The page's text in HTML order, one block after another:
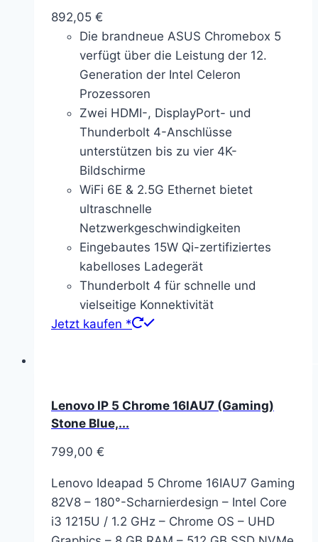
892,05 €
Die brandneue ASUS Chromebox 5
verfügt über die Leistung der 12.
Generation der Intel Celeron
Prozessoren
Zwei HDMI-, DisplayPort- und
Thunderbolt 4-Anschlüsse
unterstützen bis zu vier 4K-
Bildschirme
WiFi 6E & 2.5G Ethernet bietet
ultraschnelle
Netzwerkgeschwindigkeiten
Eingebautes 15W Qi-zertifiziertes
kabelloses Ladegerät
Thunderbolt 4 für schnelle und
vielseitige Konnektivität
Jetzt kaufen *
Lenovo IP 5 Chrome 16IAU7 (Gaming)
Stone Blue,...
799,00 €
Lenovo Ideapad 5 Chrome 16IAU7 Gaming
82V8 – 180°-Scharnierdesign – Intel Core
i3 1215U / 1.2 GHz – Chrome OS – UHD